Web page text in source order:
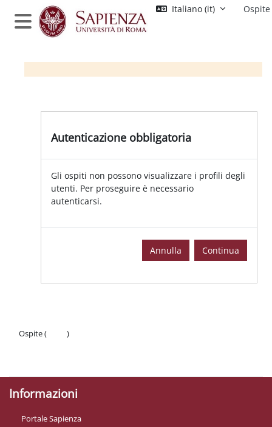
Vai al contenuto principale
Pannello laterale
Italiano ‎(it)‎ Ospite
Autenticazione obbligatoria
Gli ospiti non possono visualizzare i profili degli
utenti. Per proseguire è necessario
autenticarsi.
Annulla Continua
Ospite (
)
Informazioni
Portale Sapienza